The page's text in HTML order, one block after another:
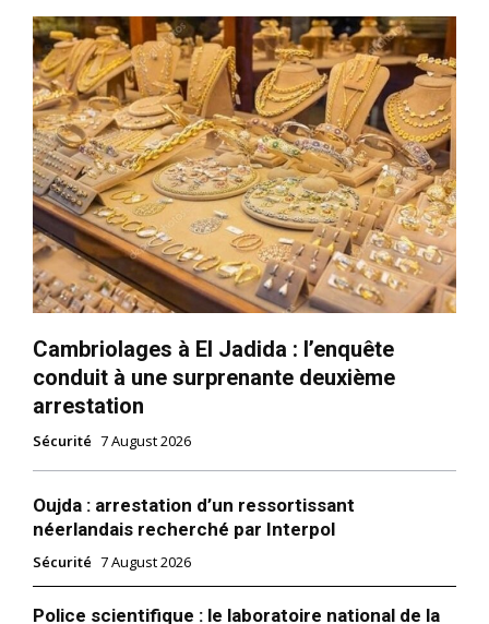
Cambriolages à El Jadida : l’enquête
conduit à une surprenante deuxième
arrestation
Sécurité 7 August 2026
Oujda : arrestation d’un ressortissant
néerlandais recherché par Interpol
Sécurité 7 August 2026
Police scientifique : le laboratoire national de la